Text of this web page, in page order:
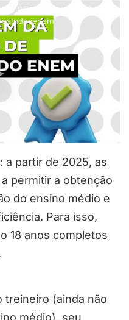
DE CONCLUSÃO DO
a partir de 2025, as
permitir a obtenção
do ensino médio e
Para isso,
18 anos completos
treineiro (ainda não
médio), seu